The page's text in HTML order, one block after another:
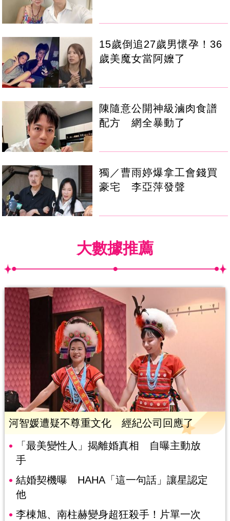
15歲倒追27歲男懷孕！36
歲美魔女當阿嬤了
陳隨意公開神級滷肉食譜
配方 網全暴動了
獨／曹雨婷爆拿工會錢買
豪宅 李亞萍發聲
大數據推薦
河智媛遭疑不尊重文化 經紀公司回應了
「最美變性人」揭離婚真相 自曝主動放
手
結婚契機曝 HAHA「這一句話」讓星認定
他
李棟旭、南柱赫變身超狂殺手！片單一次